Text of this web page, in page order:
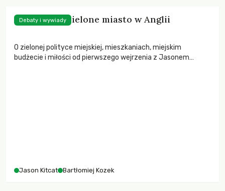
Najbardziej zielone miasto w Anglii
O zielonej polityce miejskiej, mieszkaniach, miejskim
budżecie i miłości od pierwszego wejrzenia z Jasonem
Jason Kitcat Bartłomiej Kozek
Debaty i wywiady